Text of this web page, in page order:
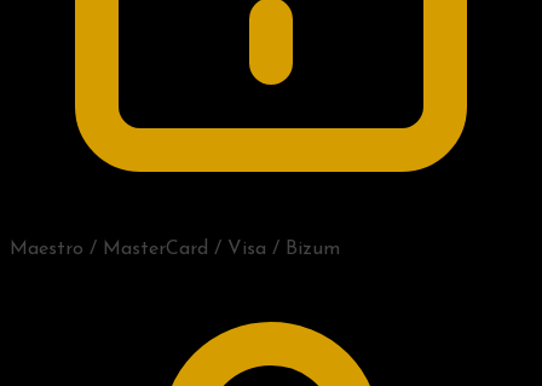
Maestro / MasterCard / Visa / Bizum